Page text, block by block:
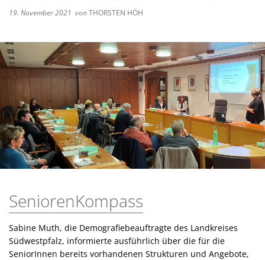
19. November 2021 vonTHORSTEN HÖH
SeniorenKompass
Sabine Muth, die Demografiebeauftragte des Landkreises
Südwestpfalz, informierte ausführlich über die für die
SeniorInnen bereits vorhandenen Strukturen und Angebote,